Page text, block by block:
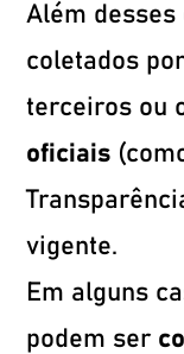
Além desses
coletados
terceiros ou
oficiais
vigente.
Em alguns
podem ser